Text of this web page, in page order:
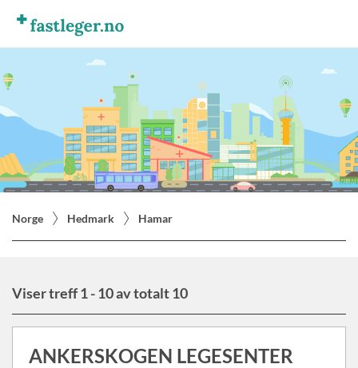
Norge Hedmark Hamar
Viser treff 1 - 10 av totalt 10
ANKERSKOGEN LEGESENTER